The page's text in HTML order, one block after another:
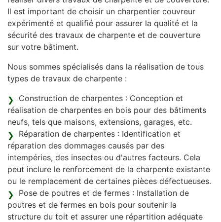
Il est important de choisir un charpentier couvreur
expérimenté et qualifié pour assurer la qualité et la
sécurité des travaux de charpente et de couverture
sur votre bâtiment.
Nous sommes spécialisés dans la réalisation de tous
types de travaux de charpente :
Construction de charpentes : Conception et
réalisation de charpentes en bois pour des bâtiments
neufs, tels que maisons, extensions, garages, etc.
Réparation de charpentes : Identification et
réparation des dommages causés par des
intempéries, des insectes ou d'autres facteurs. Cela
peut inclure le renforcement de la charpente existante
ou le remplacement de certaines pièces défectueuses.
Pose de poutres et de fermes : Installation de
poutres et de fermes en bois pour soutenir la
structure du toit et assurer une répartition adéquate